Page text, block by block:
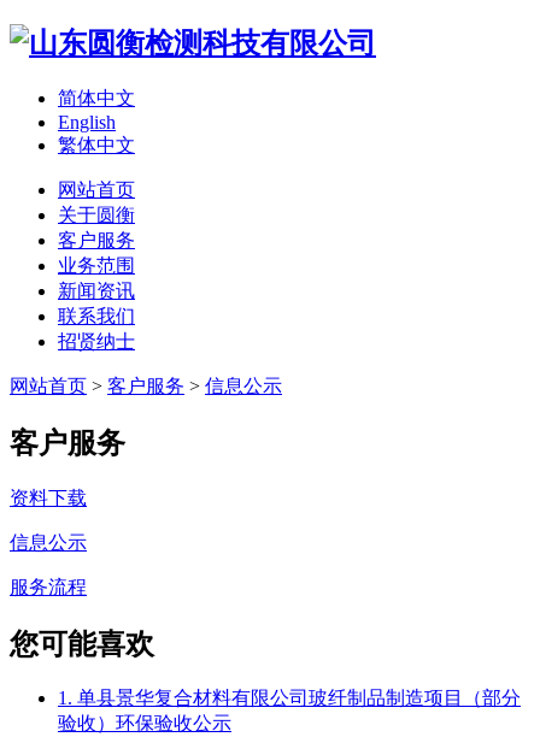
简体中文
English
繁体中文
网站首页
关于圆衡
客户服务
业务范围
新闻资讯
联系我们
招贤纳士
网站首页 > 客户服务 > 信息公示
客户服务
资料下载
信息公示
服务流程
您可能喜欢
1. 单县景华复合材料有限公司玻纤制品制造项目（部分
验收）环保验收公示